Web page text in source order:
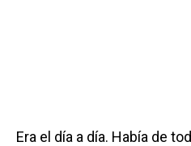
Era el día a día. Había de